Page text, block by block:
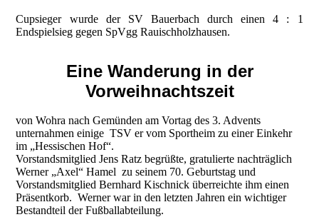
Cupsieger wurde der SV Bauerbach durch einen 4 : 1
Endspielsieg gegen SpVgg Rauischholzhausen.
Eine Wanderung in der
Vorweihnachtszeit
von Wohra nach Gemünden am Vortag des 3. Advents
unternahmen einige TSV er vom Sportheim zu einer Einkehr
im „Hessischen Hof“.
Vorstandsmitglied Jens Ratz begrüßte, gratulierte nachträglich
Werner „Axel“ Hamel zu seinem 70. Geburtstag und
Vorstandsmitglied Bernhard Kischnick überreichte ihm einen
Präsentkorb. Werner war in den letzten Jahren ein wichtiger
Bestandteil der Fußballabteilung.